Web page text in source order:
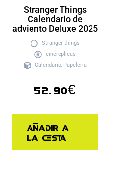
Stranger Things
Calendario de
adviento Deluxe 2025
Stranger things
cinereplicas
Calendario, Papeleria
52.90€
Añadir a
la cesta